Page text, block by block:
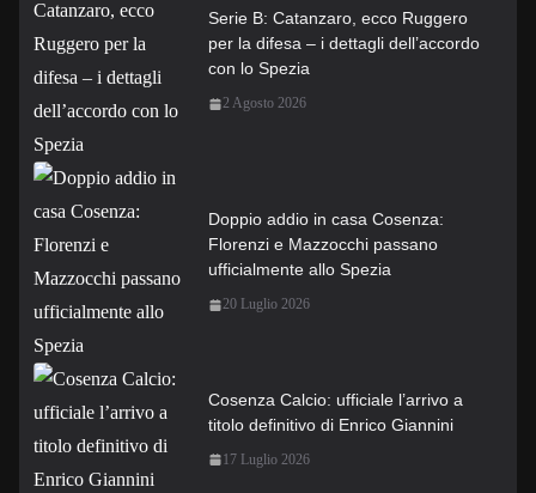
Serie B: Catanzaro, ecco Ruggero
per la difesa – i dettagli dell’accordo
con lo Spezia
2 Agosto 2026
Doppio addio in casa Cosenza:
Florenzi e Mazzocchi passano
ufficialmente allo Spezia
20 Luglio 2026
Cosenza Calcio: ufficiale l’arrivo a
titolo definitivo di Enrico Giannini
17 Luglio 2026